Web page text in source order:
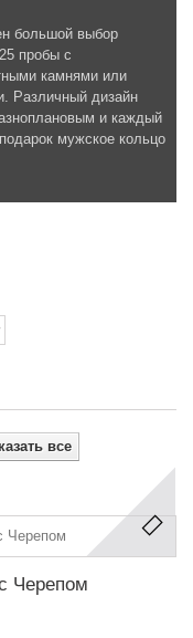
большой выбор
пробы с
камнями или
Различный дизайн
и каждый
мужское кольцо
все
Черепом